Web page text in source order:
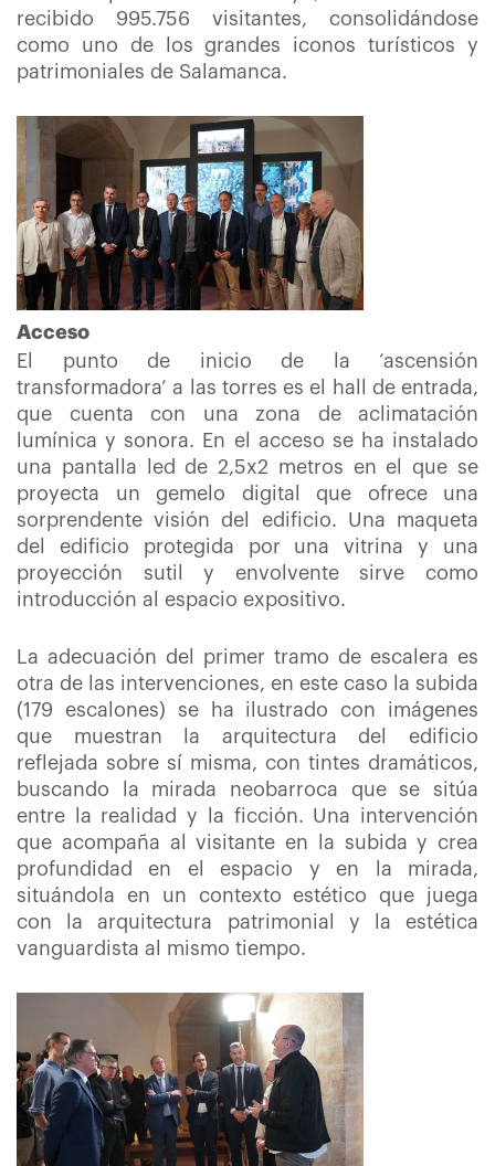
recibido 995.756 visitantes, consolidándose
como uno de los grandes iconos turísticos y
patrimoniales de Salamanca.
Acceso
El punto de inicio de la ‘ascensión
transformadora’ a las torres es el hall de entrada,
que cuenta con una zona de aclimatación
lumínica y sonora. En el acceso se ha instalado
una pantalla led de 2,5x2 metros en el que se
proyecta un gemelo digital que ofrece una
sorprendente visión del edificio. Una maqueta
del edificio protegida por una vitrina y una
proyección sutil y envolvente sirve como
introducción al espacio expositivo.
La adecuación del primer tramo de escalera es
otra de las intervenciones, en este caso la subida
(179 escalones) se ha ilustrado con imágenes
que muestran la arquitectura del edificio
reflejada sobre sí misma, con tintes dramáticos,
buscando la mirada neobarroca que se sitúa
entre la realidad y la ficción. Una intervención
que acompaña al visitante en la subida y crea
profundidad en el espacio y en la mirada,
situándola en un contexto estético que juega
con la arquitectura patrimonial y la estética
vanguardista al mismo tiempo.